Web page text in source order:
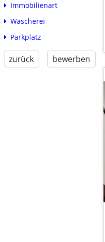
Immobilienart
Wäscherei
Parkplatz
zurück bewerben